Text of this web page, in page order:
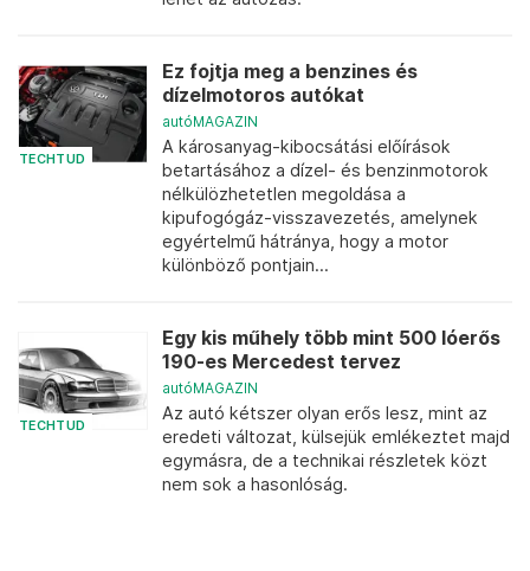
TECHTUD
Ez fojtja meg a benzines és
dízelmotoros autókat
autóMAGAZIN
A károsanyag-kibocsátási előírások
betartásához a dízel- és benzinmotorok
nélkülözhetetlen megoldása a
kipufogógáz-visszavezetés, amelynek
egyértelmű hátránya, hogy a motor
különböző pontjain...
TECHTUD
Egy kis műhely több mint 500 lóerős
190-es Mercedest tervez
autóMAGAZIN
Az autó kétszer olyan erős lesz, mint az
eredeti változat, külsejük emlékeztet majd
egymásra, de a technikai részletek közt
nem sok a hasonlóság.